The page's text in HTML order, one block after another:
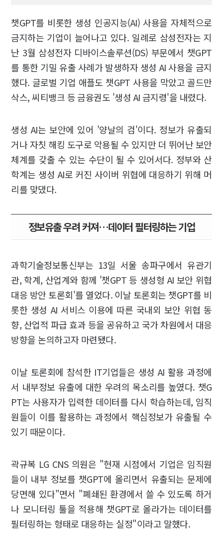
챗GPT를 비롯한 생성 인공지능(AI) 사용을 자체적으로
금지하는 기업이 늘어나고 있다. 일례로 삼성전자는 지
난 3월 삼성전자 디바이스솔루션(DS) 부문에서 챗GPT
를 통한 기밀 유출 사례가 발생하자 생성 AI 사용을 금지
했다. 글로벌 기업 애플도 챗GPT 사용을 막았고 골드만
삭스, 씨티뱅크 등 금융권도 '생성 AI 금지령'을 내렸다.
생성 AI는 보안에 있어 '양날의 검'이다. 정보가 유출되
거나 자칫 해킹 도구로 악용될 수 있지만 더 뛰어난 보안
체계를 갖출 수 있는 수단이 될 수 있어서다. 정부와 산
학계는 생성 AI로 커진 사이버 위협에 대응하기 위해 머
리를 맞댔다.
정보유출 우려 커져…데이터 필터링하는 기업
과학기술정보통신부는 13일 서울 송파구에서 유관기
관, 학계, 산업계와 함께 '챗GPT 등 생성형 AI 보안 위협
대응 방안 토론회'를 열었다. 이날 토론회는 챗GPT를 비
롯한 생성 AI 서비스 이용에 따른 국내외 보안 위협 동
향, 산업적 파급 효과 등을 공유하고 국가 차원에서 대응
방향을 논의하고자 마련됐다.
이날 토론회에 참석한 IT기업들은 생성 AI 활용 과정에
서 내부정보 유출에 대한 우려의 목소리를 높였다. 챗G
PT는 사용자가 입력한 데이터를 다시 학습하는데, 임직
원들이 이를 활용하는 과정에서 핵심정보가 유출될 수
있기 때문이다.
곽규복 LG CNS 의원은 "현재 시점에서 기업은 임직원
들이 내부 정보를 챗GPT에 올리면서 유출되는 문제에
당면해 있다"면서 "폐쇄된 환경에서 쓸 수 있도록 하거
나 모니터링 툴을 적용해 챗GPT로 올라가는 데이터를
필터링하는 형태로 대응하는 실정"이라고 말했다.